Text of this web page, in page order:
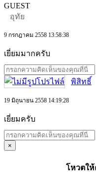
GUEST
อุทัย
9 กรกฎาคม 2558 13:58:38
เยี่ยมมากครับ
พิสิทธิ์
19 มิถุนายน 2558 14:19:28
เยี่ยมครับ
×
โหวตใ